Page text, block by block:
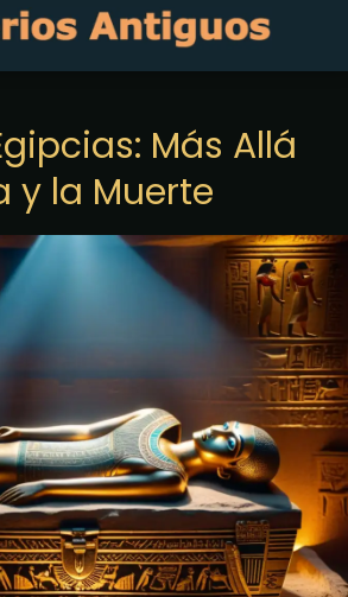
Más Allá
y la Muerte